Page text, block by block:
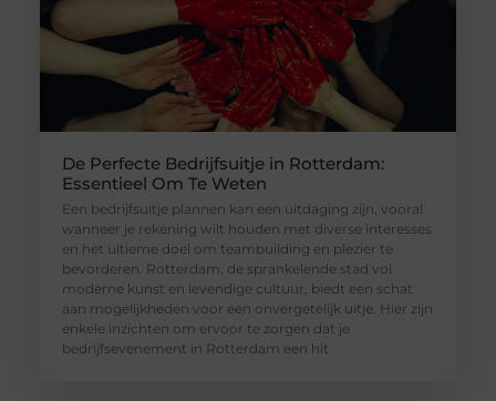
De Perfecte Bedrijfsuitje in Rotterdam:
Essentieel Om Te Weten
Een bedrijfsuitje plannen kan een uitdaging zijn, vooral
wanneer je rekening wilt houden met diverse interesses
en het ultieme doel om teambuilding en plezier te
bevorderen. Rotterdam, de sprankelende stad vol
moderne kunst en levendige cultuur, biedt een schat
aan mogelijkheden voor een onvergetelijk uitje. Hier zijn
enkele inzichten om ervoor te zorgen dat je
bedrijfsevenement in Rotterdam een hit